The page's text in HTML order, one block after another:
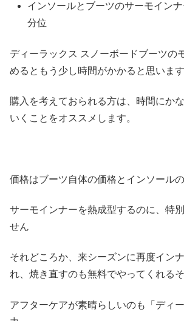
インソールとブーツのサーモイン
分位
ディーラックス スノーボードブーツの
めるともう少し時間がかかると思います
購入を考えておられる方は、時間にか
いくことをオススメします。
価格はブーツ自体の価格とインソールの
サーモインナーを熱成型するのに、特
せん
それどころか、来シーズンに再度イン
れ、焼き直すのも無料でやってくれるそ
アフターケアが素晴らしいのも「ディ